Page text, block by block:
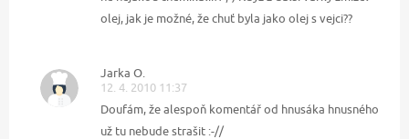
olej, jak je možné, že chuť byla jako olej s vejci??
Jarka O.
12. 4. 2010 11:37
Doufám, že alespoň komentář od hnusáka hnusného
už tu nebude strašit :-//